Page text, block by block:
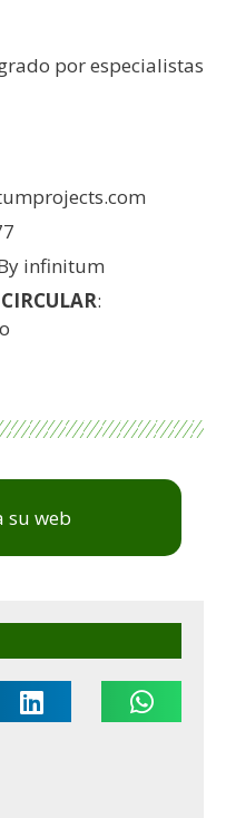
por especialistas
infinitum
:
su web